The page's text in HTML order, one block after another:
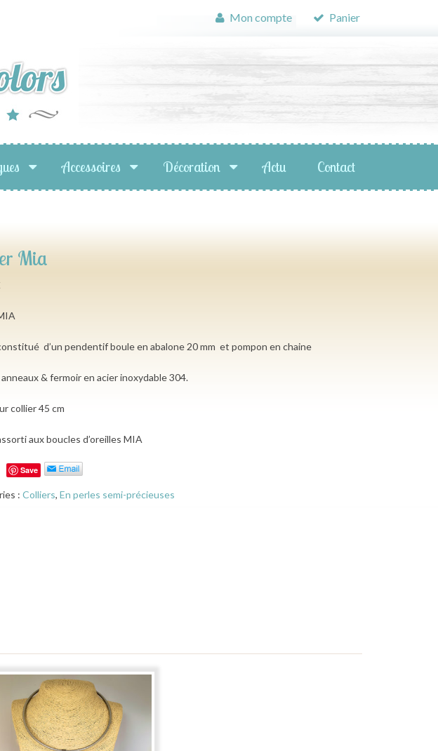
Mon compte Panier
Accessoires Décoration Actu Contact
Mia
d’un pendentif boule en abalone 20 mm et pompon en chaine
& fermoir en acier inoxydable 304.
collier 45 cm
aux boucles d’oreilles MIA
Save
: Colliers, En perles semi-précieuses